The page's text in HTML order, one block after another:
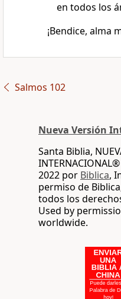
en todos los
¡Bendice, alma
Salmos 102
Nueva Versión
Santa Biblia,
2022 por Biblica,
permiso de
todos los
Used by
worldwide.